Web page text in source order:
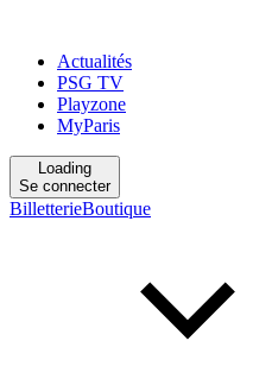
Actualités
PSG TV
Playzone
MyParis
Loading
Se connecter
BilletterieBoutique